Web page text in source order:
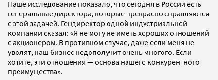
Наше исследование показало, что сегодня в России есть
генеральные директора, которые прекрасно справляются
с этой задачей. Гендиректор одной индустриальной
компании сказал: «Я не могу не иметь хороших отношений
с акционером. В противном случае, даже если меня не
уволят, наш бизнес недополучит очень многого. Если
хотите, эти отношения — основа нашего конкурентного
преимущества».